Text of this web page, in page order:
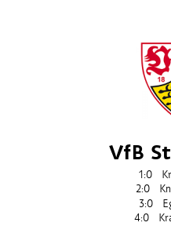
VfB
1:0
2:0
3:0
4:0